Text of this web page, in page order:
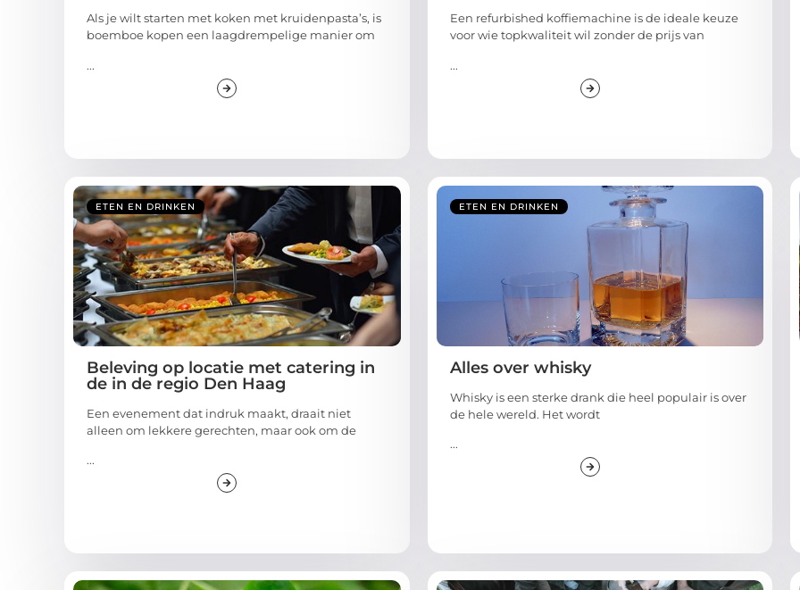
Als je wilt starten met koken met kruidenpasta’s, is
boemboe kopen een laagdrempelige manier om
...
Een refurbished koffiemachine is de ideale keuze
voor wie topkwaliteit wil zonder de prijs van
...
ETEN EN DRINKEN
Beleving op locatie met catering in
de in de regio Den Haag
Een evenement dat indruk maakt, draait niet
alleen om lekkere gerechten, maar ook om de
...
ETEN EN DRINKEN
Alles over whisky
Whisky is een sterke drank die heel populair is over
de hele wereld. Het wordt
...